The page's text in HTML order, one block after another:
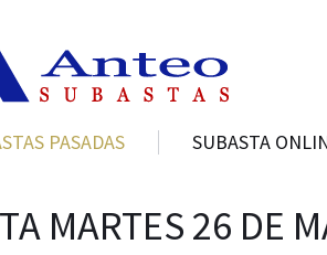
PASADAS SUBASTA
MARTES 26 DE